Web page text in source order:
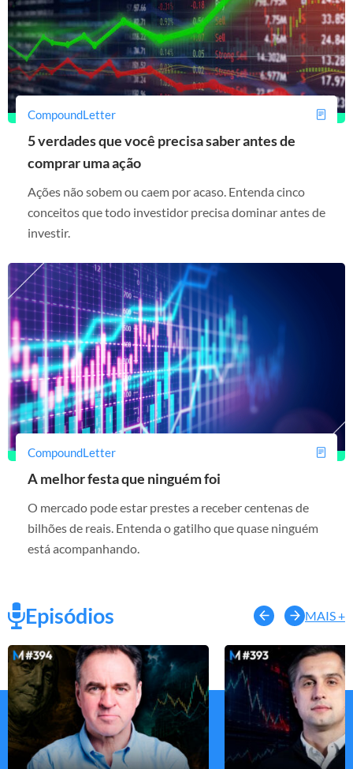
CompoundLetter
5 verdades que você precisa saber antes de
comprar uma ação
Ações não sobem ou caem por acaso. Entenda cinco
conceitos que todo investidor precisa dominar antes de
investir.
CompoundLetter
A melhor festa que ninguém foi
O mercado pode estar prestes a receber centenas de
bilhões de reais. Entenda o gatilho que quase ninguém
está acompanhando.
Episódios MAIS +